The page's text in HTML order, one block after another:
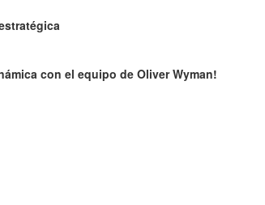
con el equipo de Oliver Wyman!